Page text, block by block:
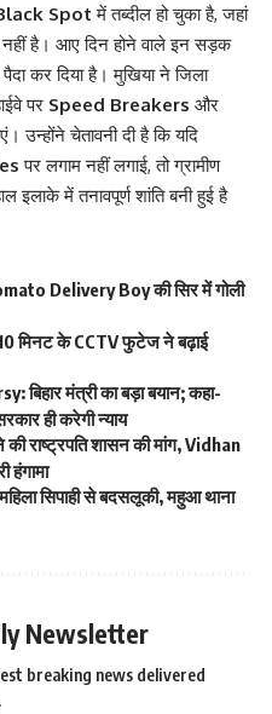
Spot में तब्दील हो चुका है, जहां
नहीं है। आए दिन होने वाले इन सड़क
कर दिया है। मुखिया ने जिला
पर Speed Breakers और
उन्होंने चेतावनी दी है कि यदि
पर लगाम नहीं लगाई, तो ग्रामीण
इलाके में तनावपूर्ण शांति बनी हुई है
Delivery Boy की सिर में गोली
मिनट के CCTV फुटेज ने बढ़ाई
मंत्री का बड़ा बयान; कहा-
ही करेगी न्याय
राष्ट्रपति शासन की मांग, Vidhan
सिपाही से बदसलूकी, महुआ थाना
Newsletter
breaking news delivered